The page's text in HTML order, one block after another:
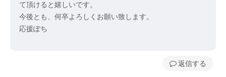
て頂けると嬉しいです。
今後とも、何卒よろしくお願い致します。
応援ぽち
返信